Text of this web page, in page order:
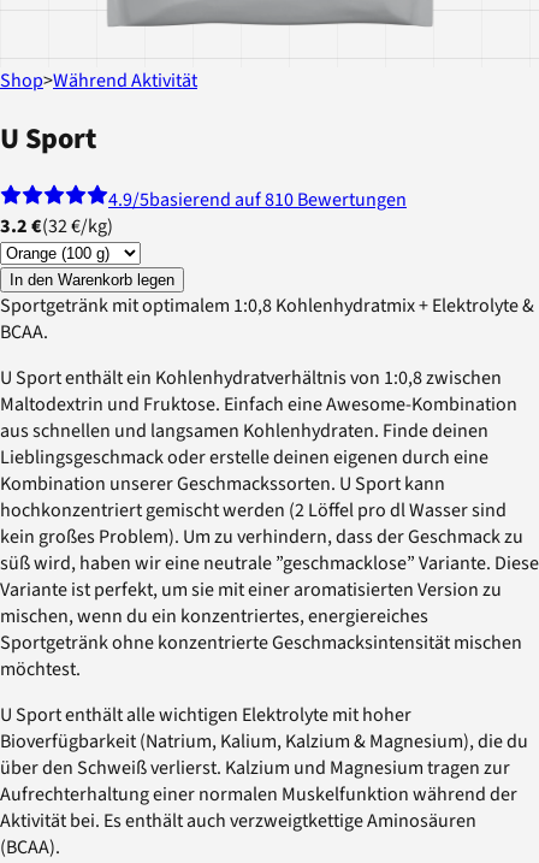
Shop>Während Aktivität
U Sport
4.9/5basierend auf 810 Bewertungen
3.2 €(32 €/kg)
In den Warenkorb legen
Sportgetränk mit optimalem 1:0,8 Kohlenhydratmix + Elektrolyte &
BCAA.
U Sport enthält ein Kohlenhydratverhältnis von 1:0,8 zwischen
Maltodextrin und Fruktose. Einfach eine Awesome-Kombination
aus schnellen und langsamen Kohlenhydraten. Finde deinen
Lieblingsgeschmack oder erstelle deinen eigenen durch eine
Kombination unserer Geschmackssorten. U Sport kann
hochkonzentriert gemischt werden (2 Löffel pro dl Wasser sind
kein großes Problem). Um zu verhindern, dass der Geschmack zu
süß wird, haben wir eine neutrale ”geschmacklose” Variante. Diese
Variante ist perfekt, um sie mit einer aromatisierten Version zu
mischen, wenn du ein konzentriertes, energiereiches
Sportgetränk ohne konzentrierte Geschmacksintensität mischen
möchtest.
U Sport enthält alle wichtigen Elektrolyte mit hoher
Bioverfügbarkeit (Natrium, Kalium, Kalzium & Magnesium), die du
über den Schweiß verlierst. Kalzium und Magnesium tragen zur
Aufrechterhaltung einer normalen Muskelfunktion während der
Aktivität bei. Es enthält auch verzweigtkettige Aminosäuren
(BCAA).